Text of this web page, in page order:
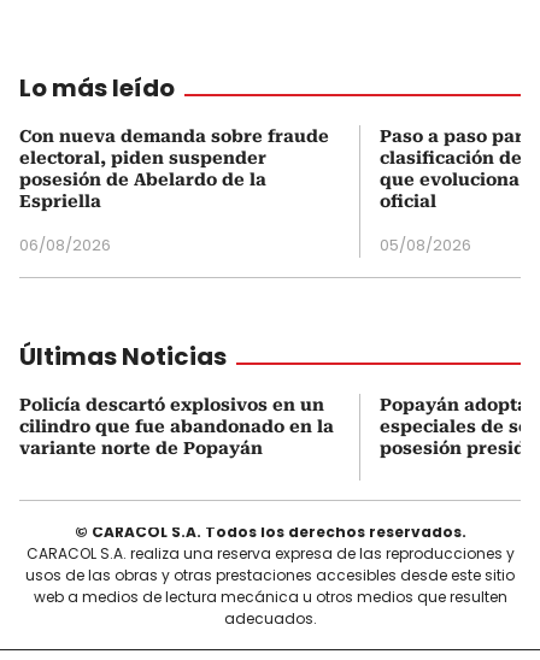
Lo más leído
Con nueva demanda sobre fraude
electoral, piden suspender
posesión de Abelardo de la
Espriella
06/08/2026
Paso a paso
clasificación del
que evoluciona
oficial
05/08/2026
Últimas Noticias
Policía descartó explosivos en un
cilindro que fue abandonado en la
variante norte de Popayán
Popayán adopta
especiales de
posesión
© CARACOL S.A. Todos los derechos reservados.
CARACOL S.A. realiza una reserva expresa de las reproducciones y
usos de las obras y otras prestaciones accesibles desde este sitio
web a medios de lectura mecánica u otros medios que resulten
adecuados.